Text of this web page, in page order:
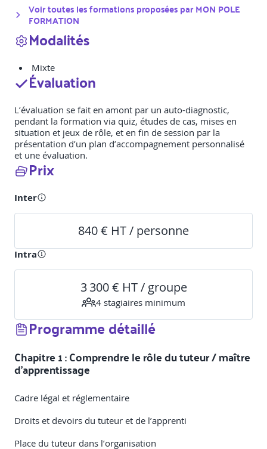
Voir toutes les formations proposées parMON POLE
FORMATION
Modalités
Mixte
Évaluation
L’évaluation se fait en amont par un auto-diagnostic,
pendant la formation via quiz, études de cas, mises en
situation et jeux de rôle, et en fin de session par la
présentation d’un plan d’accompagnement personnalisé
et une évaluation.
Prix
Inter
840 € HT / personne
Intra
3 300 € HT / groupe
4 stagiaires minimum
Programme détaillé
Chapitre 1 : Comprendre le rôle du tuteur / maître
d’apprentissage
Cadre légal et réglementaire
Droits et devoirs du tuteur et de l’apprenti
Place du tuteur dans l’organisation